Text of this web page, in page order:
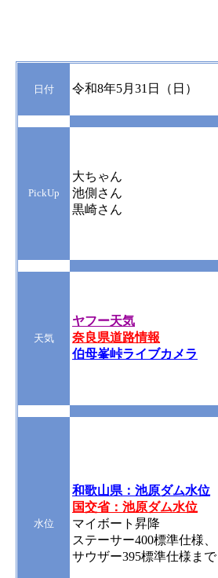
日付 令和8年5月31日（日）
PickUp
大ちゃん
池側さん
黒崎さん
天気
ヤフー天気
奈良県道路情報
伯母峯峠ライブカメラ
水位
和歌山県：池原ダム水位
国交省：池原ダム水位
マイボート昇降
ステーサー400標準仕様、
サウザー395標準仕様まで